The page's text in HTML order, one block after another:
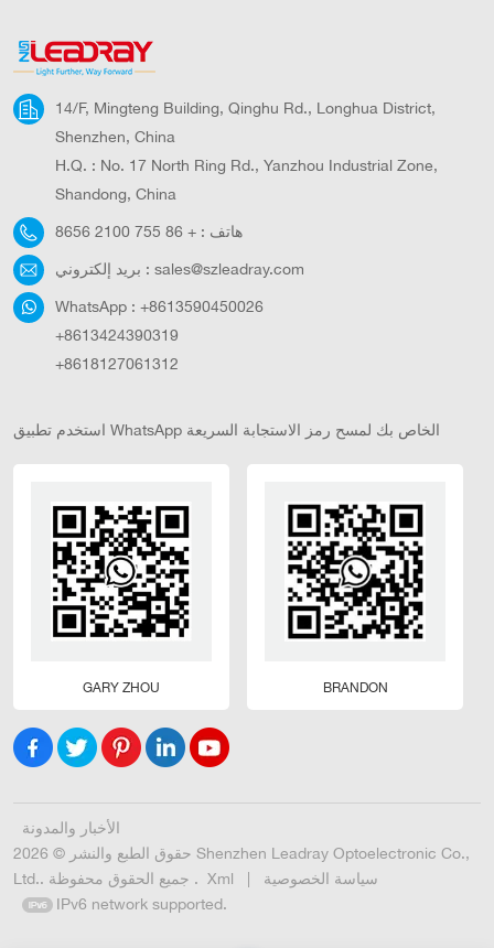
14/F, Mingteng Building, Qinghu Rd., Longhua District,
Shenzhen, China
H.Q. : No. 17 North Ring Rd., Yanzhou Industrial Zone,
Shandong, China
هاتف : + 86 755 2100 8656
بريد إلكتروني : sales@szleadray.com
WhatsApp : +8613590450026
+8613424390319
+8618127061312
استخدم تطبيق WhatsApp الخاص بك لمسح رمز الاستجابة السريعة
GARY ZHOU BRANDON
الأخبار والمدونة
حقوق الطبع والنشر © 2026 Shenzhen Leadray Optoelectronic Co.,
Ltd.. جميع الحقوق محفوظة . Xml |
سياسة الخصوصية
IPv6 network supported.